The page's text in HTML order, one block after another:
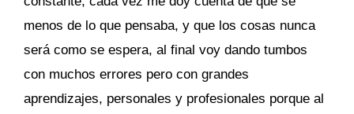
menos de lo que pensaba, y que los cosas nunca
será como se espera, al final voy dando tumbos
con muchos errores pero con grandes
aprendizajes, personales y profesionales porque al